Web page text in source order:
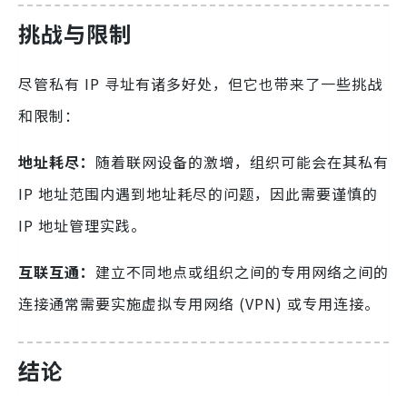
挑战与限制
尽管私有 IP 寻址有诸多好处，但它也带来了一些挑战
和限制：
地址耗尽： 随着联网设备的激增，组织可能会在其私有
IP 地址范围内遇到地址耗尽的问题，因此需要谨慎的
IP 地址管理实践。
互联互通： 建立不同地点或组织之间的专用网络之间的
连接通常需要实施虚拟专用网络 (VPN) 或专用连接。
结论